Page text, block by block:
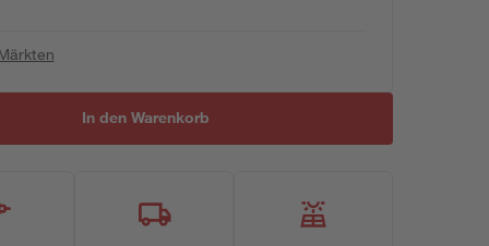
In den Warenkorb